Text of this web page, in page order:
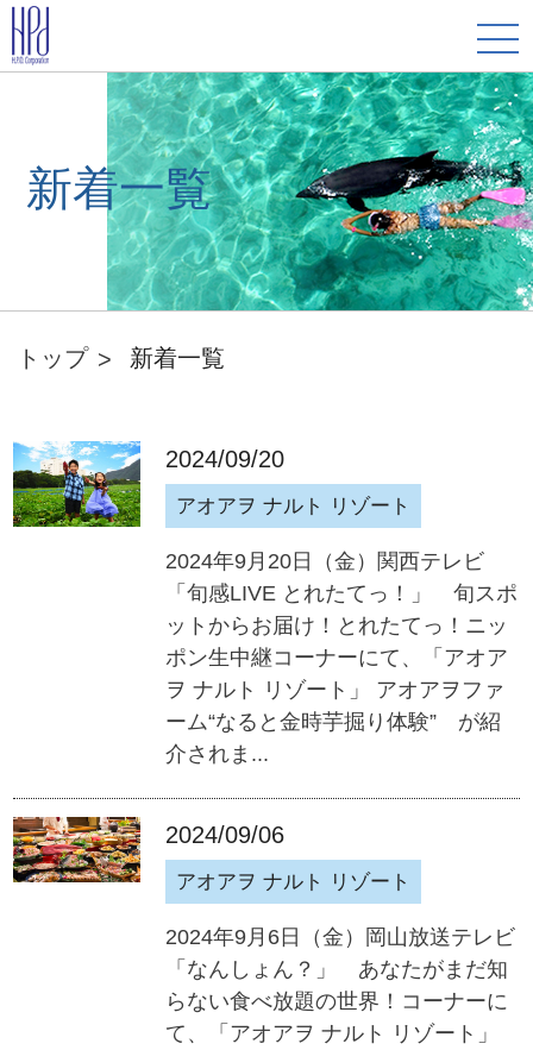
新着一覧
トップ 新着一覧
2024/09/20
アオアヲ ナルト リゾート
2024年9月20日（金）関西テレビ
「旬感LIVE とれたてっ！」 旬スポ
ットからお届け！とれたてっ！ニッ
ポン生中継コーナーにて、「アオア
ヲ ナルト リゾート」 アオアヲファ
ーム“なると金時芋掘り体験” が紹
介されま...
2024/09/06
アオアヲ ナルト リゾート
2024年9月6日（金）岡山放送テレビ
「なんしょん？」 あなたがまだ知
らない食べ放題の世界！コーナーに
て、「アオアヲ ナルト リゾート」